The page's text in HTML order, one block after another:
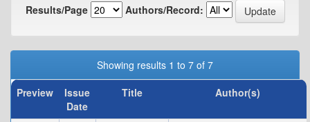
Results/Page
Authors/Record:
Showing results 1 to 7 of 7
Preview
Issue
Date
Title Author(s)